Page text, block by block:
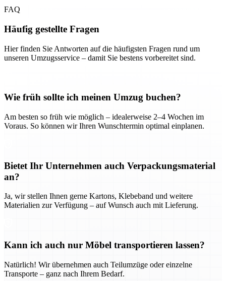
FAQ
Häufig gestellte Fragen
Hier finden Sie Antworten auf die häufigsten Fragen rund um
unseren Umzugsservice – damit Sie bestens vorbereitet sind.
Wie früh sollte ich meinen Umzug buchen?
Am besten so früh wie möglich – idealerweise 2–4 Wochen im
Voraus. So können wir Ihren Wunschtermin optimal einplanen.
Bietet Ihr Unternehmen auch Verpackungsmaterial
an?
Ja, wir stellen Ihnen gerne Kartons, Klebeband und weitere
Materialien zur Verfügung – auf Wunsch auch mit Lieferung.
Kann ich auch nur Möbel transportieren lassen?
Natürlich! Wir übernehmen auch Teilumzüge oder einzelne
Transporte – ganz nach Ihrem Bedarf.